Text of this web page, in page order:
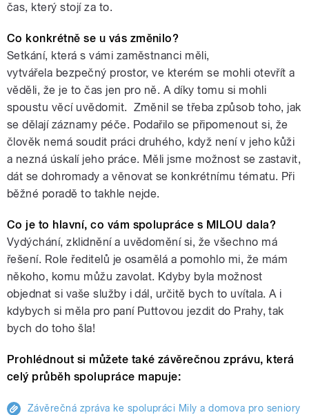
čas, který stojí za to.
Co konkrétně se u vás změnilo?
Setkání, která s vámi zaměstnanci měli,
vytvářela bezpečný prostor, ve kterém se mohli otevřít a
věděli, že je to čas jen pro ně. A díky tomu si mohli
spoustu věcí uvědomit. Změnil se třeba způsob toho, jak
se dělají záznamy péče. Podařilo se připomenout si, že
člověk nemá soudit práci druhého, když není v jeho kůži
a nezná úskalí jeho práce. Měli jsme možnost se zastavit,
dát se dohromady a věnovat se konkrétnímu tématu. Při
běžné poradě to takhle nejde.
Co je to hlavní, co vám spolupráce s MILOU dala?
Vydýchání, zklidnění a uvědomění si, že všechno má
řešení. Role ředitelů je osamělá a pomohlo mi, že mám
někoho, komu můžu zavolat. Kdyby byla možnost
objednat si vaše služby i dál, určitě bych to uvítala. A i
kdybych si měla pro paní Puttovou jezdit do Prahy, tak
bych do toho šla!
Prohlédnout si můžete také závěrečnou zprávu, která
celý průběh spolupráce mapuje:
Závěrečná zpráva ke spolupráci Mily a domova pro seniory